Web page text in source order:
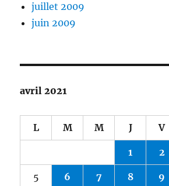
juillet 2009
juin 2009
avril 2021
L M M J V
1 2
5 6 7 8 9